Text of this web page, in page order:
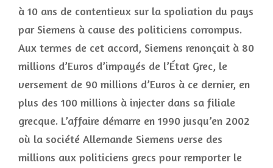
à 10 ans de contentieux sur la spoliation du pays
par Siemens à cause des politiciens corrompus.
Aux termes de cet accord, Siemens renonçait à 80
millions d’Euros d’impayés de l’État Grec, le
versement de 90 millions d’Euros à ce dernier, en
plus des 100 millions à injecter dans sa filiale
grecque. L’affaire démarre en 1990 jusqu’en 2002
où la société Allemande Siemens verse des
millions aux politiciens grecs pour remporter le